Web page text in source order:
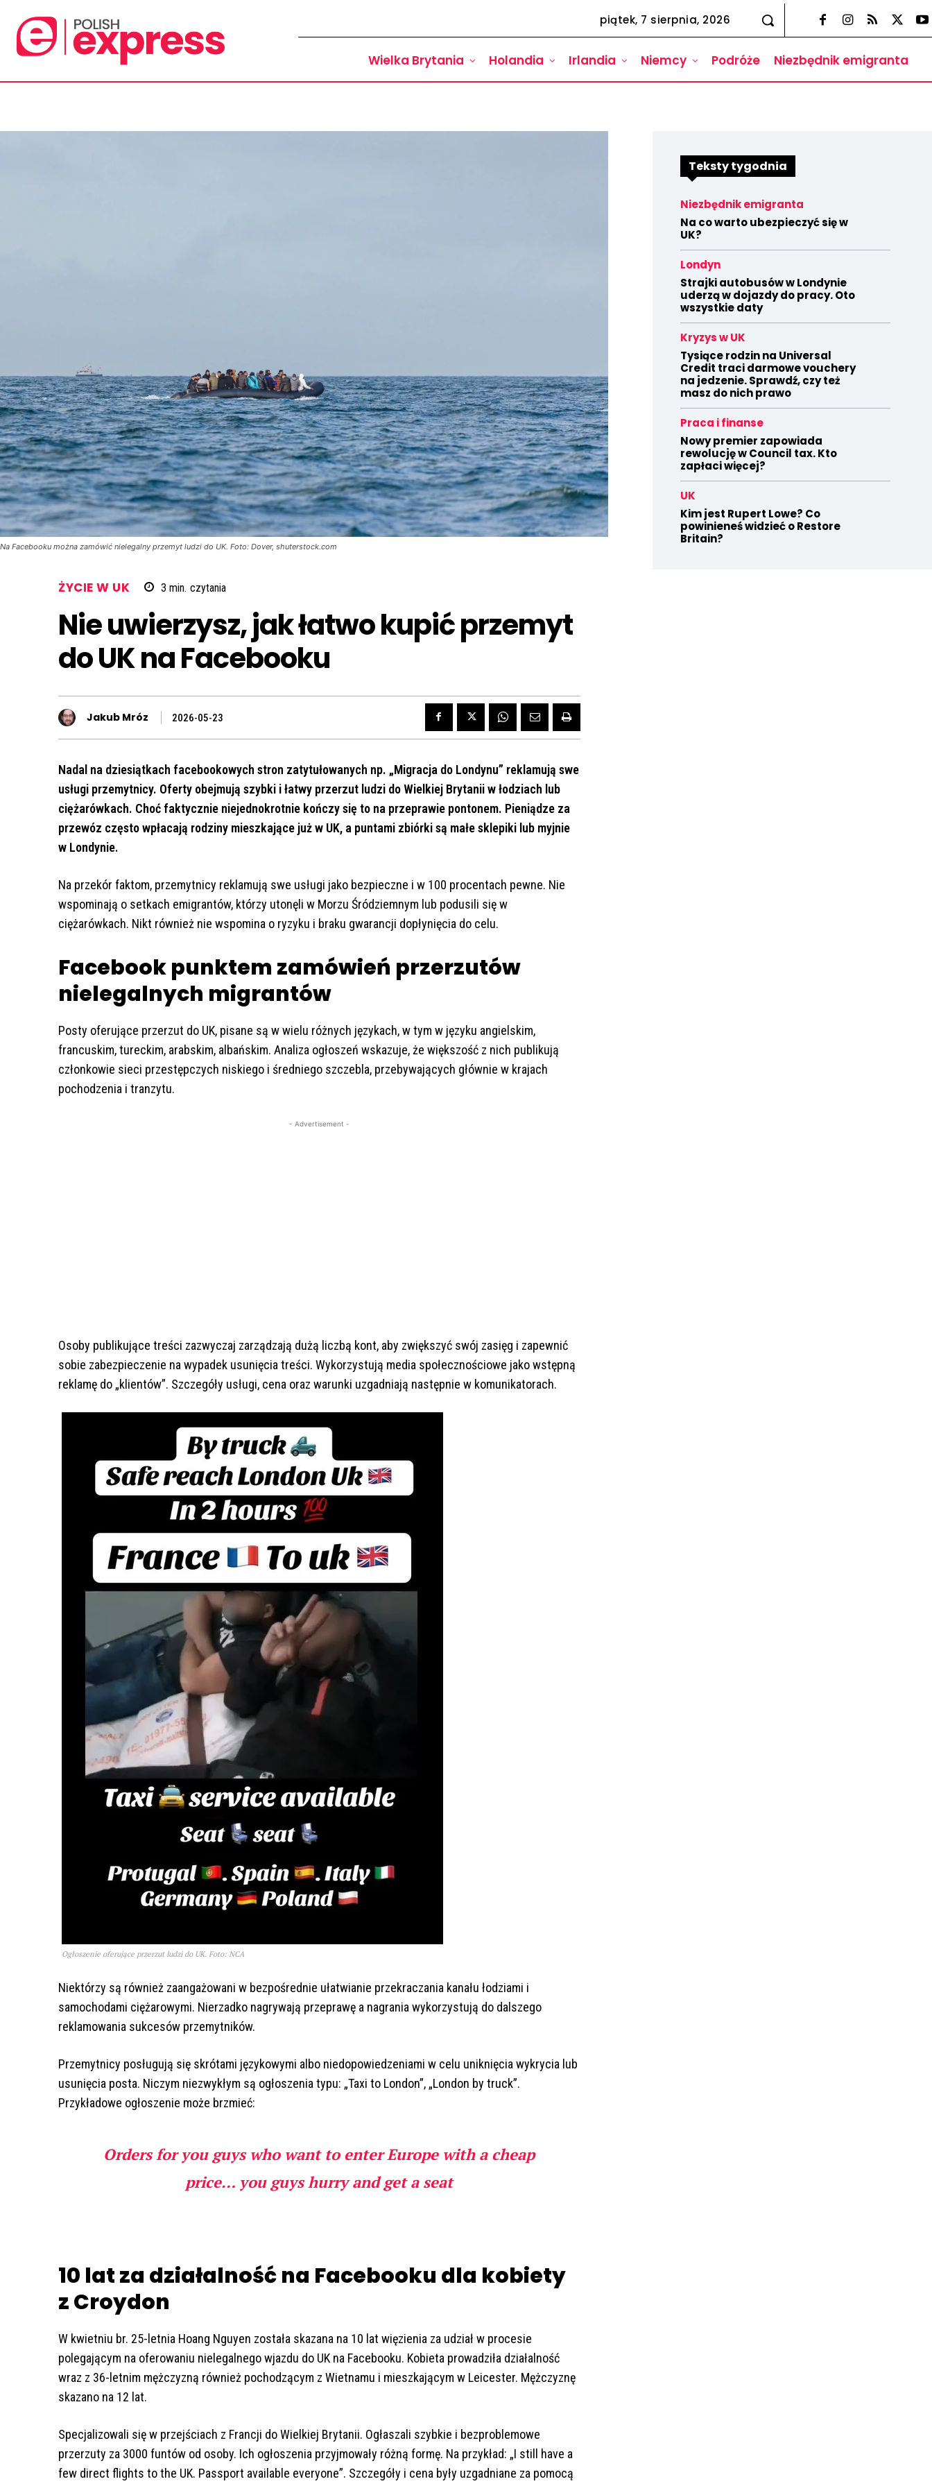
piątek, 7 sierpnia, 2026
Wielka Brytania Holandia Irlandia Niemcy Podróże Niezbędnik emigranta
Na Facebooku można zamówić nielegalny przemyt ludzi do UK. Foto: Dover, shuterstock.com
ŻYCIE W UK 3 min. czytania
Nie uwierzysz, jak łatwo kupić przemyt
do UK na Facebooku
Jakub Mróz 2026-05-23
Nadal na dziesiątkach facebookowych stron zatytułowanych np. „Migracja do Londynu” reklamują swe
usługi przemytnicy. Oferty obejmują szybki i łatwy przerzut ludzi do Wielkiej Brytanii w łodziach lub
ciężarówkach. Choć faktycznie niejednokrotnie kończy się to na przeprawie pontonem. Pieniądze za
przewóz często wpłacają rodziny mieszkające już w UK, a puntami zbiórki są małe sklepiki lub myjnie
w Londynie.
Na przekór faktom, przemytnicy reklamują swe usługi jako bezpieczne i w 100 procentach pewne. Nie
wspominają o setkach emigrantów, którzy utonęli w Morzu Śródziemnym lub podusili się w
ciężarówkach. Nikt również nie wspomina o ryzyku i braku gwarancji dopłynięcia do celu.
Facebook punktem zamówień przerzutów
nielegalnych migrantów
Posty oferujące przerzut do UK, pisane są w wielu różnych językach, w tym w języku angielskim,
francuskim, tureckim, arabskim, albańskim. Analiza ogłoszeń wskazuje, że większość z nich publikują
członkowie sieci przestępczych niskiego i średniego szczebla, przebywających głównie w krajach
pochodzenia i tranzytu.
- Advertisement -
Osoby publikujące treści zazwyczaj zarządzają dużą liczbą kont, aby zwiększyć swój zasięg i zapewnić
sobie zabezpieczenie na wypadek usunięcia treści. Wykorzystują media społecznościowe jako wstępną
reklamę do „klientów”. Szczegóły usługi, cena oraz warunki uzgadniają następnie w komunikatorach.
Ogłoszenie oferujące przerzut ludzi do UK. Foto: NCA
Niektórzy są również zaangażowani w bezpośrednie ułatwianie przekraczania kanału łodziami i
samochodami ciężarowymi. Nierzadko nagrywają przeprawę a nagrania wykorzystują do dalszego
reklamowania sukcesów przemytników.
Przemytnicy posługują się skrótami językowymi albo niedopowiedzeniami w celu uniknięcia wykrycia lub
usunięcia posta. Niczym niezwykłym są ogłoszenia typu: „Taxi to London”, „London by truck”.
Przykładowe ogłoszenie może brzmieć:
Orders for you guys who want to enter Europe with a cheap
price… you guys hurry and get a seat
10 lat za działalność na Facebooku dla kobiety
z Croydon
W kwietniu br. 25-letnia Hoang Nguyen została skazana na 10 lat więzienia za udział w procesie
polegającym na oferowaniu nielegalnego wjazdu do UK na Facebooku. Kobieta prowadziła działalność
wraz z 36-letnim mężczyzną również pochodzącym z Wietnamu i mieszkającym w Leicester. Mężczyznę
skazano na 12 lat.
Specjalizowali się w przejściach z Francji do Wielkiej Brytanii. Ogłaszali szybkie i bezproblemowe
przerzuty za 3000 funtów od osoby. Ich ogłoszenia przyjmowały różną formę. Na przykład: „I still have a
few direct flights to the UK. Passport available everyone”. Szczegóły i cena były uzgadniane za pomocą
Teksty tygodnia
Niezbędnik emigranta
Na co warto ubezpieczyć się w
UK?
Londyn
Strajki autobusów w Londynie
uderzą w dojazdy do pracy. Oto
wszystkie daty
Kryzys w UK
Tysiące rodzin na Universal
Credit traci darmowe vouchery
na jedzenie. Sprawdź, czy też
masz do nich prawo
Praca i finanse
Nowy premier zapowiada
rewolucję w Council tax. Kto
zapłaci więcej?
UK
Kim jest Rupert Lowe? Co
powinieneś widzieć o Restore
Britain?